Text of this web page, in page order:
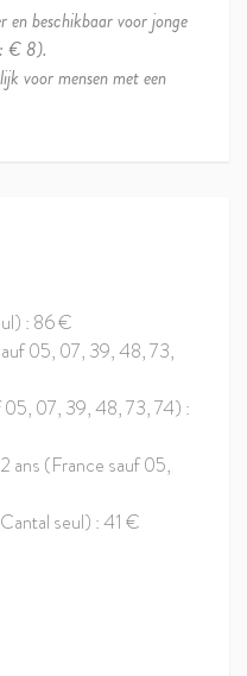
en beschikbaar voor jonge
€ 8).
voor mensen met een
: 86 €
05, 07, 39, 48, 73,
05, 07, 39, 48, 73, 74) :
ans (France sauf 05,
seul) : 41 €